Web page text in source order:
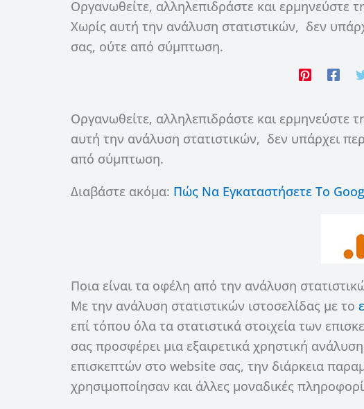
Οργανωθείτε, αλληλεπιδράστε και ερμηνεύστε
Χωρίς αυτή την ανάλυση στατιστικών, δεν
σας, ούτε από σύμπτωση.
Οργανωθείτε, αλληλεπιδράστε και ερμηνεύστε
αυτή την ανάλυση στατιστικών, δεν υπάρχει
από σύμπτωση.
Διαβάστε ακόμα: Πώς Να Εγκαταστήσετε Το
Ποια είναι τα οφέλη από την ανάλυση
Με την ανάλυση στατιστικών ιστοσελίδας με το
επί τόπου όλα τα στατιστικά στοιχεία των
σας προσφέρει μια εξαιρετικά χρηστική
επισκεπτών στο website σας, την διάρκεια
χρησιμοποίησαν και άλλες μοναδικές